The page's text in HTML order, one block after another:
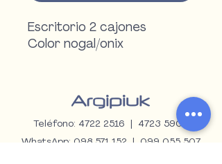
Escritorio 2 cajones
Color nogal/onix
Teléfono: 4722 2516 | 4723 5909
WhatsApp: 098 571 152 | 099 055 507